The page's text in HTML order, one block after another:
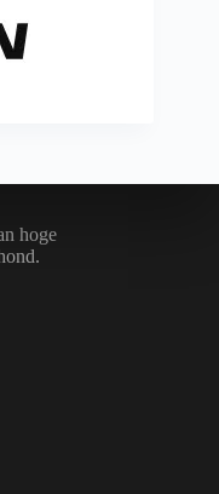
hoge